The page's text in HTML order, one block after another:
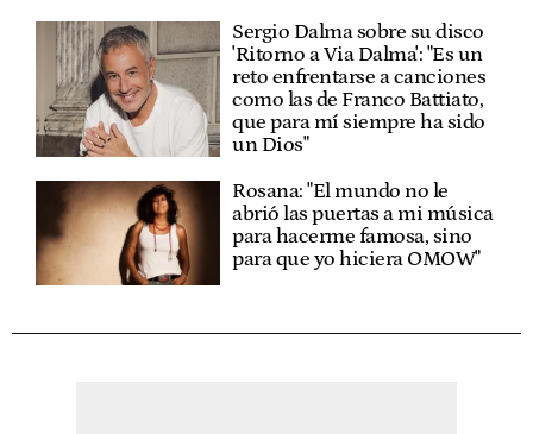
Sergio Dalma sobre su disco
'Ritorno a Via Dalma': "Es un
reto enfrentarse a canciones
como las de Franco Battiato,
que para mí siempre ha sido
un Dios"
Rosana: "El mundo no le
abrió las puertas a mi música
para hacerme famosa, sino
para que yo hiciera OMOW"